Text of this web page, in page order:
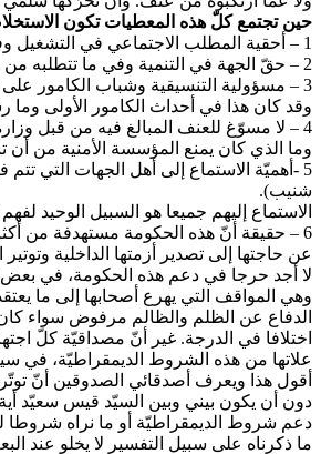
حين تجتمع كلّ هذه المعطيات تكون
1 – أحقية المطلب الاجتماعي في التشغيل وفي الوفاء بالاتفاقيات والعمل على تنفيذها.
2 – حقّ الجهة في التنمية وفي ما تتطلبه من رصد الميزانيات الكافية للمشاريع المناسبة.
3 – مسؤولية التنسيقية وشباب الكامور على سلمية التحركات، ومنع كل اختراقات ممكنة لحرفها عن مطالبها في التشغيل والتنمية بالتوظيف السياسي من هذه الجهة أو تلك.
وقد كان هذا في أحداث الكامور الأولى
4 – لا مسوّغ للعنف المبالغ فيه من قبل
وما الذي كان يمنع المؤسسة الأمنية من أن
5 -أهميّة الاستماع إلى أهل الجهات التي
شنيب).
الاستماع إليهم جميعا هو السبيل الوحيد
6 – حقيقة أنّ هذه الحكومة مستهدفة من
عن حاجتها إلى تصدير أزمتها الداخلية
لا أجد حرجا في دعم هذه الحكومة، في بعض
وهي المواقف التي يهرع أصحابها إلى ما
الدفاع عن الظلم والظالم مرفوض سواء كان
اختلافا في الدرجة. غير أنّ مصداقيّة كلّ
علاتها من هذه الشروط الديمقراطيّة، في
أقول هذا ويعرف أصدقائي الصدوقين أنّ
دون أن يكون بيني وبين السيّد قيس سعيّد
دعم شروط الديمقراطيّة أو ما نراه
ما ذكرناه على سبيل التفسير لا يخلو عند